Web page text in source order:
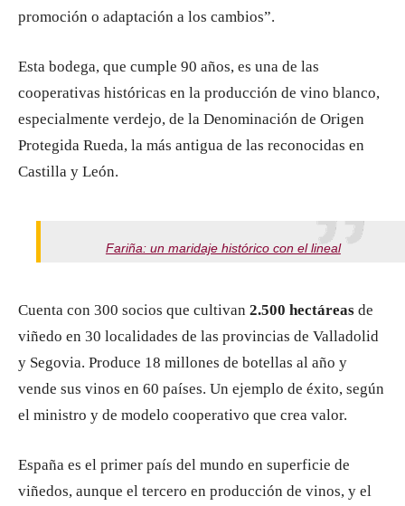
promoción o adaptación a los cambios”.
Esta bodega, que cumple 90 años, es una de las
cooperativas históricas en la producción de vino blanco,
especialmente verdejo, de la Denominación de Origen
Protegida Rueda, la más antigua de las reconocidas en
Castilla y León.
Fariña: un maridaje histórico con el lineal
Cuenta con 300 socios que cultivan 2.500 hectáreas de
viñedo en 30 localidades de las provincias de Valladolid
y Segovia. Produce 18 millones de botellas al año y
vende sus vinos en 60 países. Un ejemplo de éxito, según
el ministro y de modelo cooperativo que crea valor.
España es el primer país del mundo en superficie de
viñedos, aunque el tercero en producción de vinos, y el